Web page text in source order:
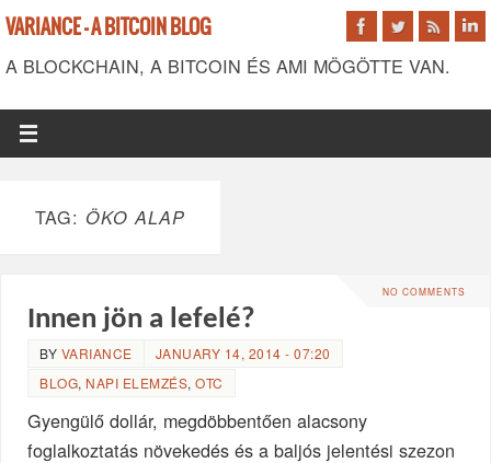
VARIANCE - A BITCOIN BLOG
A BLOCKCHAIN, A BITCOIN ÉS AMI MÖGÖTTE VAN.
TAG: ÖKO ALAP
NO COMMENTS
Innen jön a lefelé?
BY VARIANCE
JANUARY 14, 2014 - 07:20
BLOG, NAPI ELEMZÉS,OTC
Gyengülő dollár, megdöbbentően alacsony
foglalkoztatás növekedés és a baljós jelentési szezon